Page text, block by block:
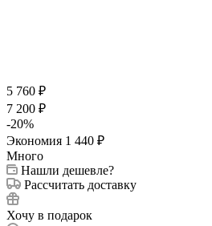
5 760 ₽
7 200 ₽
-20%
Экономия 1 440 ₽
Много
Нашли дешевле?
Рассчитать доставку
Хочу в подарок